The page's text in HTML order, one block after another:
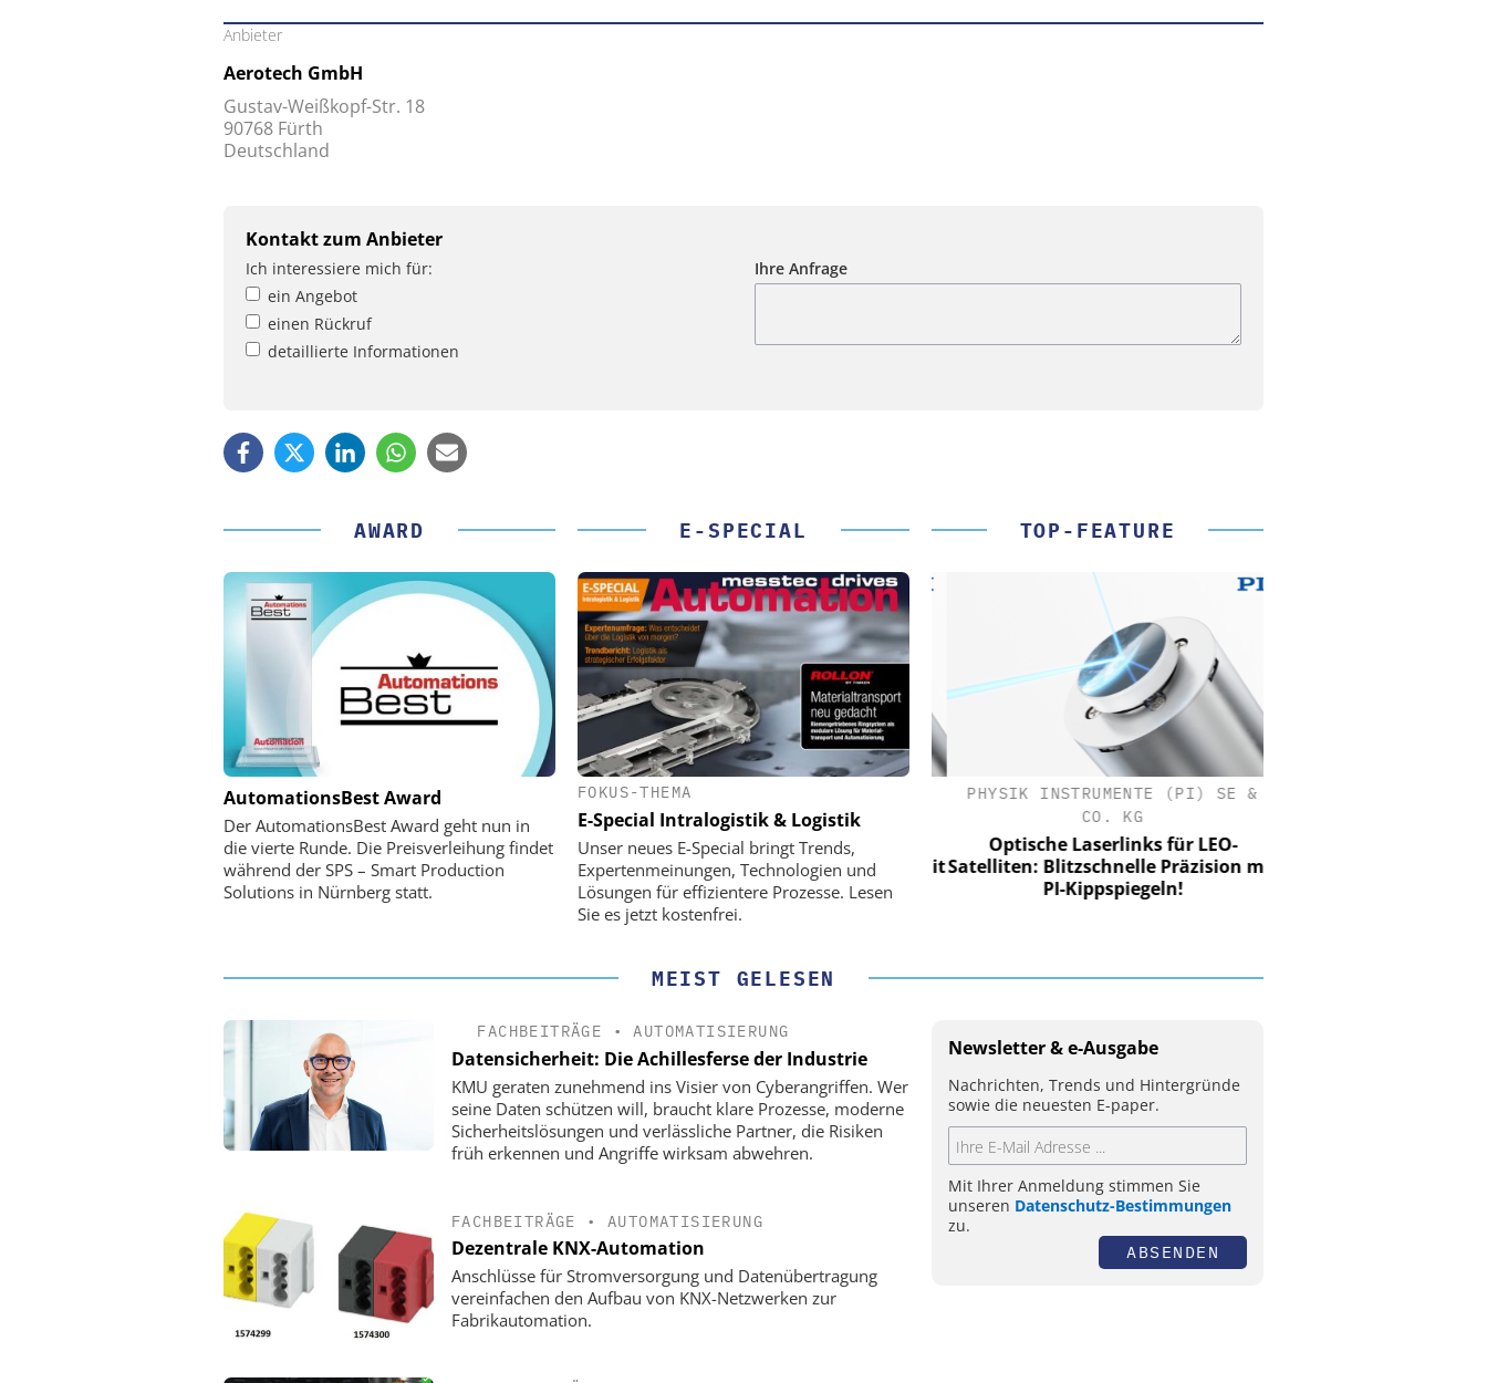
Anbieter
Aerotech GmbH
Gustav-Weißkopf-Str. 18
90768 Fürth
Deutschland
Kontakt zum Anbieter
Ich interessiere mich für:
ein Angebot
einen Rückruf
detaillierte Informationen
Ihre Anfrage
AWARD
AutomationsBest Award
Der AutomationsBest Award geht nun in
die vierte Runde. Die Preisverleihung findet
während der SPS – Smart Production
Solutions in Nürnberg statt.
E-SPECIAL
FOKUS-THEMA
E-Special Intralogistik & Logistik
Unser neues E-Special bringt Trends,
Expertenmeinungen, Technologien und
Lösungen für effizientere Prozesse. Lesen
Sie es jetzt kostenfrei.
TOP-FEATURE
PHYSIK INSTRUMENTE (PI) SE &
CO. KG
Optische Laserlinks für LEO-
Satelliten: Blitzschnelle Präzision mit
PI-Kippspiegeln!
PHYSIK INSTRUMENTE (PI) SE &
CO. KG
Optische Laserlinks für LEO-
Satelliten: Blitzschnelle Präzision mit
PI-Kippspiegeln!
PHYSIK INSTRUMENTE (PI) SE &
CO. KG
Optische Laserlinks für LEO-
Satelliten: Blitzschnelle Präzision mit
PI-Kippspiegeln!
MEIST GELESEN
FACHBEITRÄGE •AUTOMATISIERUNG
Datensicherheit: Die Achillesferse der Industrie
KMU geraten zunehmend ins Visier von Cyberangriffen. Wer
seine Daten schützen will, braucht klare Prozesse, moderne
Sicherheitslösungen und ­verlässliche Partner, die Risiken
früh erkennen und Angriffe wirksam abwehren.
FACHBEITRÄGE •AUTOMATISIERUNG
Dezentrale KNX-Automation
Anschlüsse für Stromversorgung und Datenübertragung
vereinfachen den Aufbau von KNX-Netzwerken zur
Fabrikautomation.
Newsletter & e-Ausgabe
Nachrichten, Trends und Hintergründe
sowie die neuesten E-paper.
Mit Ihrer Anmeldung stimmen Sie
unseren Datenschutz-Bestimmungen
zu.
ABSENDEN